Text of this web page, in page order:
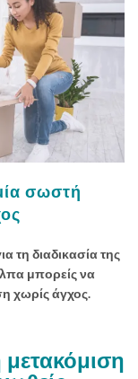
σωστή
τη διαδικασία της
μπορείς να
χωρίς άγχος.